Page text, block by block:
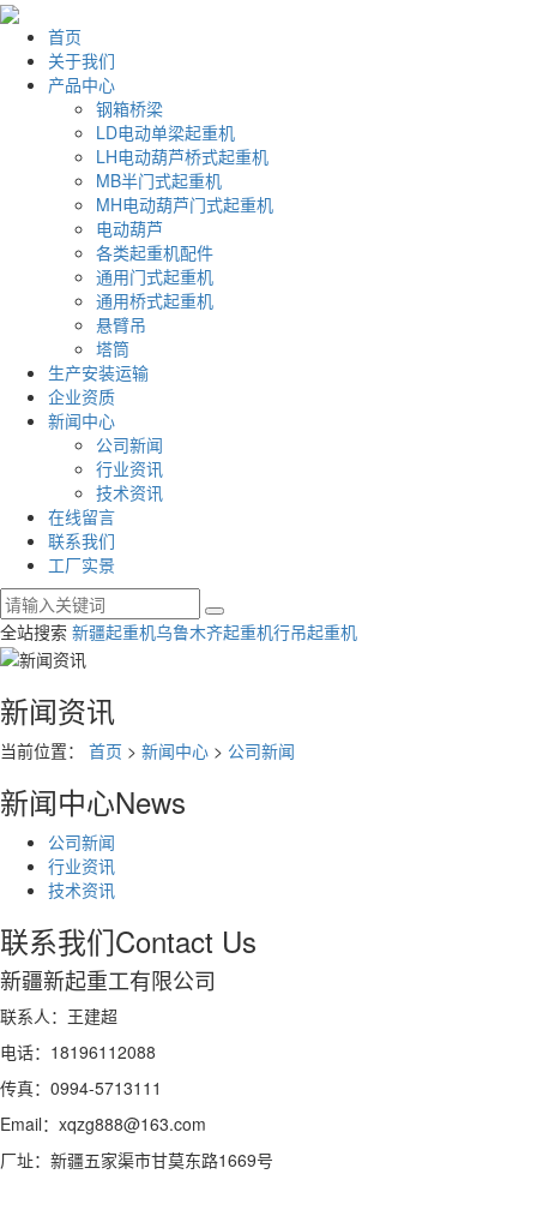
首页
关于我们
产品中心
钢箱桥梁
LD电动单梁起重机
LH电动葫芦桥式起重机
MB半门式起重机
MH电动葫芦门式起重机
电动葫芦
各类起重机配件
通用门式起重机
通用桥式起重机
悬臂吊
塔筒
生产安装运输
企业资质
新闻中心
公司新闻
行业资讯
技术资讯
在线留言
联系我们
工厂实景
全站搜索 新疆起重机乌鲁木齐起重机行吊起重机
新闻资讯
当前位置： 首页 > 新闻中心 > 公司新闻
新闻中心News
公司新闻
行业资讯
技术资讯
联系我们Contact Us
新疆新起重工有限公司
联系人：王建超
电话：18196112088
传真：0994-5713111
Email：xqzg888@163.com
厂址：新疆五家渠市甘莫东路1669号